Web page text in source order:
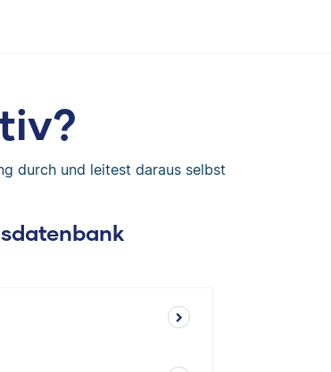
durch und leitest daraus selbst